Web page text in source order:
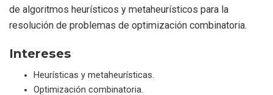
de algoritmos heurísticos y metaheurísticos para la
resolución de problemas de optimización combinatoria.
Intereses
Heurísticas y metaheurísticas.
Optimización combinatoria.